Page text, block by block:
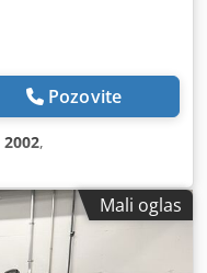
Pozovite
2002,
Mali oglas